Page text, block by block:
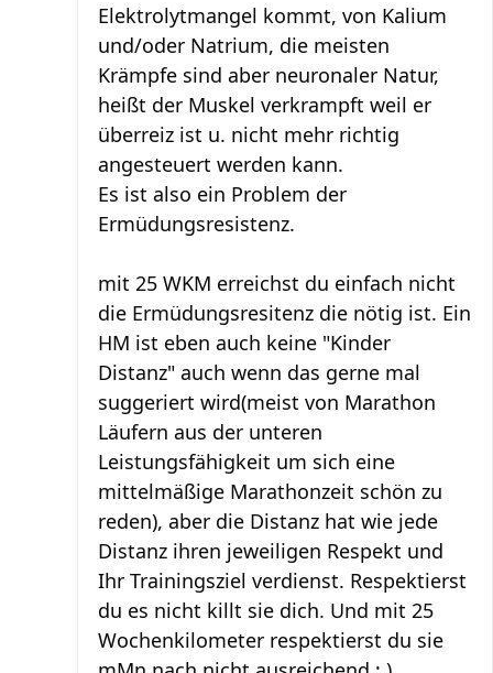
Elektrolytmangel kommt, von Kalium
und/oder Natrium, die meisten
Krämpfe sind aber neuronaler Natur,
heißt der Muskel verkrampft weil er
überreiz ist u. nicht mehr richtig
angesteuert werden kann.
Es ist also ein Problem der
Ermüdungsresistenz.
mit 25 WKM erreichst du einfach nicht
die Ermüdungsresitenz die nötig ist. Ein
HM ist eben auch keine "Kinder
Distanz" auch wenn das gerne mal
suggeriert wird(meist von Marathon
Läufern aus der unteren
Leistungsfähigkeit um sich eine
mittelmäßige Marathonzeit schön zu
reden), aber die Distanz hat wie jede
Distanz ihren jeweiligen Respekt und
Ihr Trainingsziel verdienst. Respektierst
du es nicht killt sie dich. Und mit 25
Wochenkilometer respektierst du sie